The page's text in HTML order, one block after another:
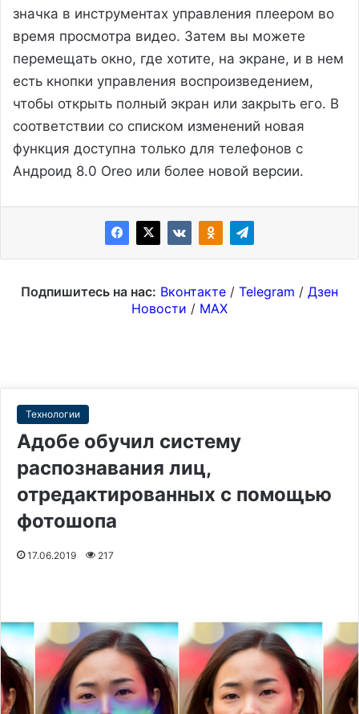
значка в инструментах управления плеером во
время просмотра видео. Затем вы можете
перемещать окно, где хотите, на экране, и в нем
есть кнопки управления воспроизведением,
чтобы открыть полный экран или закрыть его. В
соответствии со списком изменений новая
функция доступна только для телефонов с
Андроид 8.0 Oreo или более новой версии.
Подпишитесь на нас: Вконтакте / Telegram / Дзен
Новости / MAX